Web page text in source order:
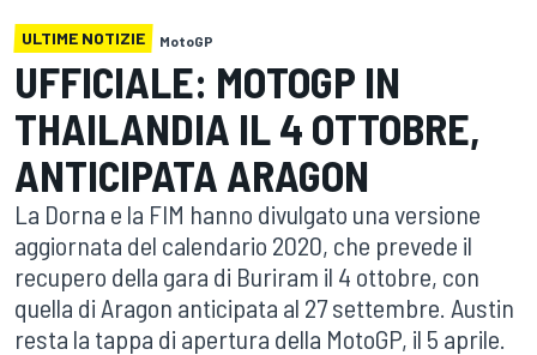
ULTIME NOTIZIE MotoGP
UFFICIALE: MOTOGP IN
THAILANDIA IL 4 OTTOBRE,
ANTICIPATA ARAGON
La Dorna e la FIM hanno divulgato una versione
aggiornata del calendario 2020, che prevede il
recupero della gara di Buriram il 4 ottobre, con
quella di Aragon anticipata al 27 settembre. Austin
resta la tappa di apertura della MotoGP, il 5 aprile.